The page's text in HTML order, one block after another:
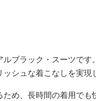
ブラック・スーツです。
シュな着こなしを実現
め、長時間の着用でも